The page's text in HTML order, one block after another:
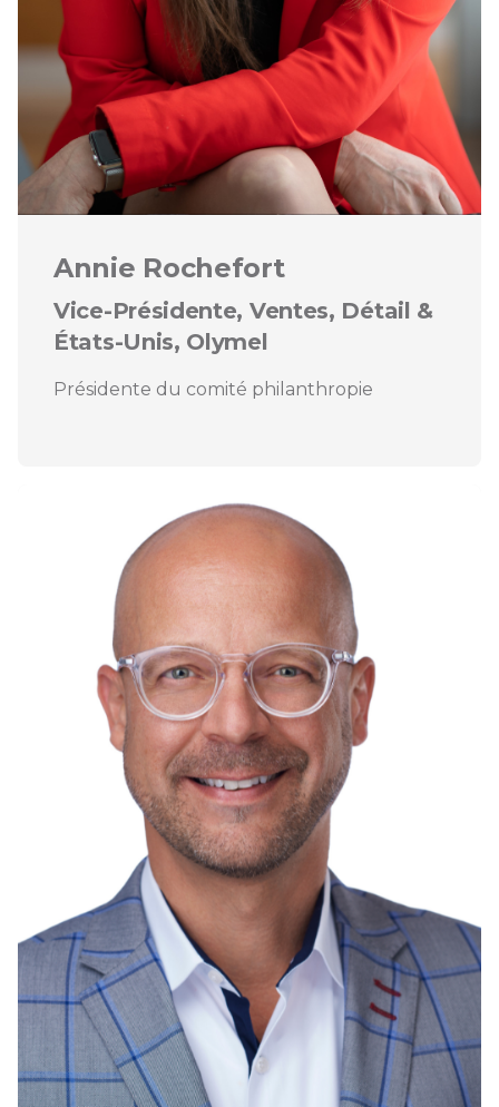
Annie Rochefort
Vice-Présidente, Ventes, Détail &
États-Unis, Olymel
Présidente du comité philanthropie